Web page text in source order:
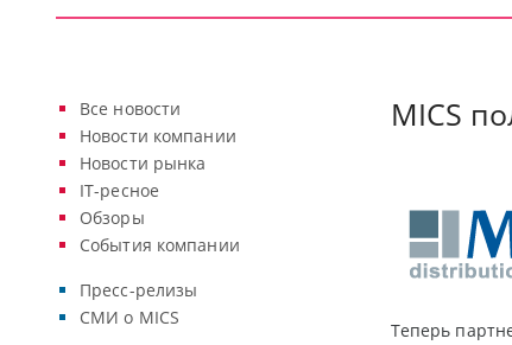
Все новости
Новости компании
Новости рынка
IT-ресное
Обзоры
События компании
Пресс-релизы
СМИ о MICS
MICS
Теперь